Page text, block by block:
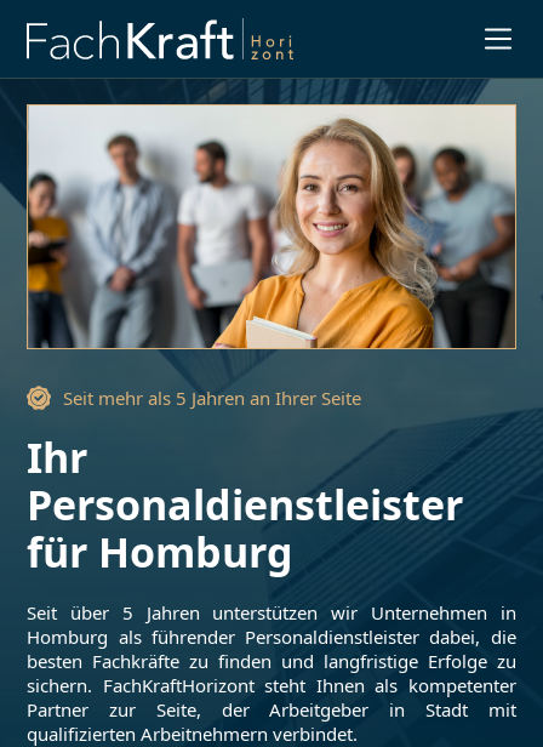
Seit mehr als 5 Jahren an Ihrer Seite
Ihr
Personaldienstleister
für Homburg
Seit über 5 Jahren unterstützen wir Unternehmen in
Homburg als führender Personaldienstleister dabei, die
besten Fachkräfte zu finden und langfristige Erfolge zu
sichern. FachKraftHorizont steht Ihnen als kompetenter
Partner zur Seite, der Arbeitgeber in Stadt mit
qualifizierten Arbeitnehmern verbindet.